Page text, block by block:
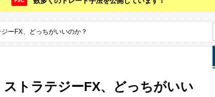
ーFX、どっちがいいのか？
トラテジーFX、どっちがいい